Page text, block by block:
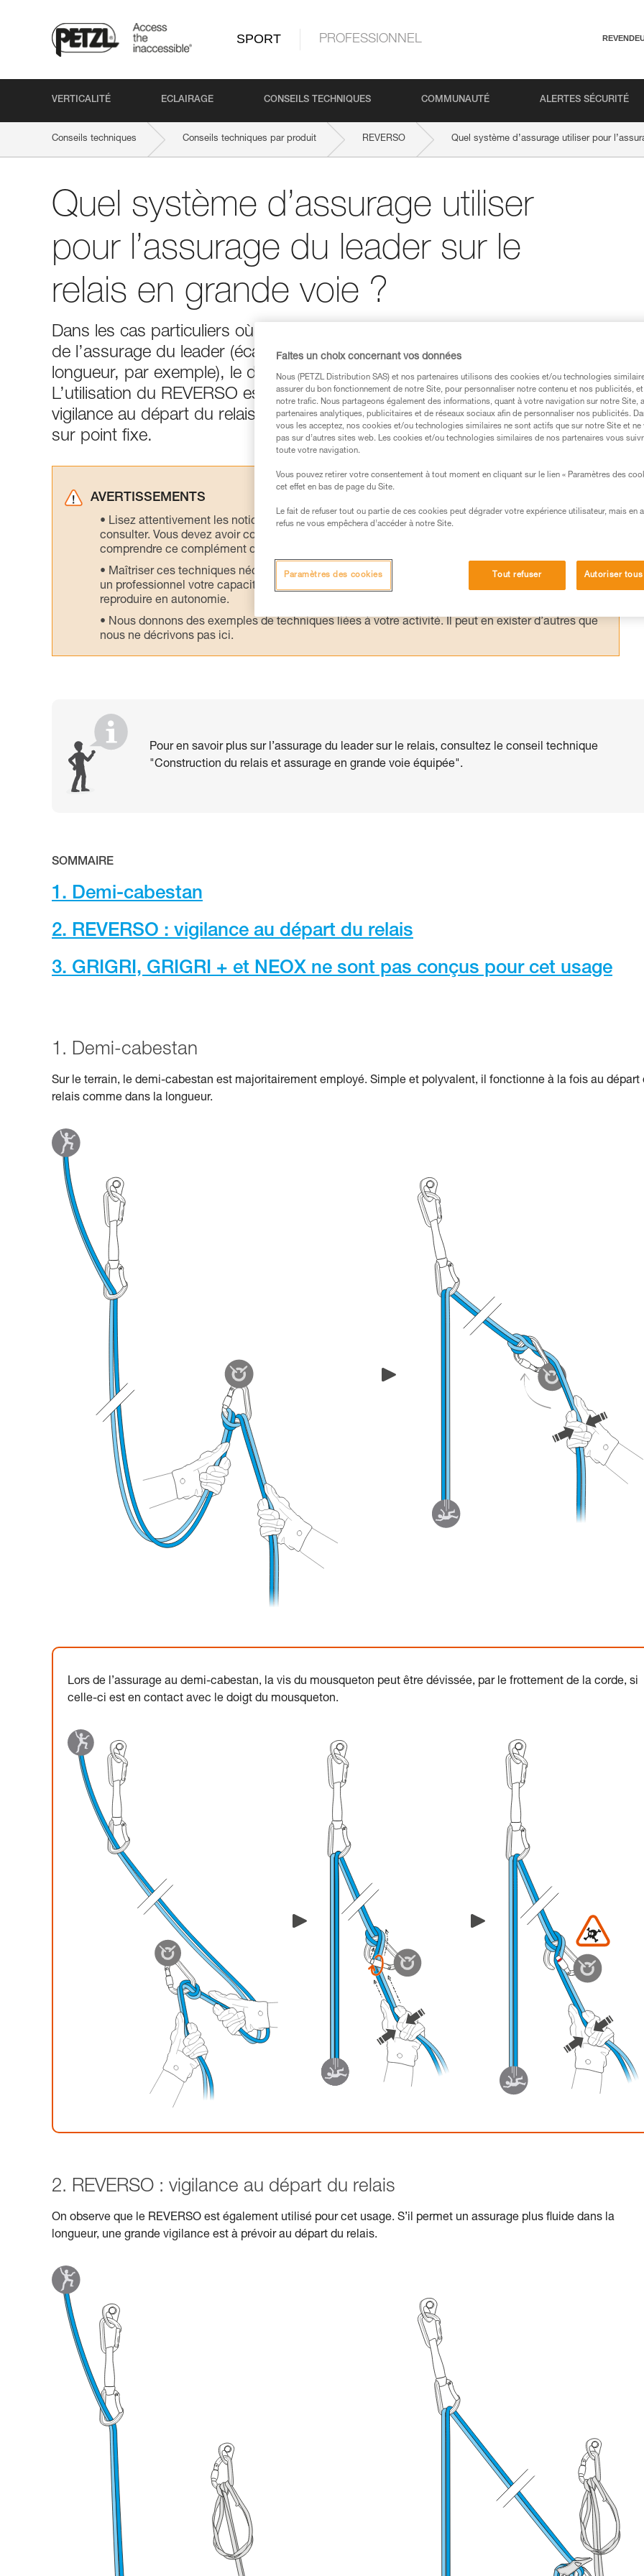
SPORT PROFESSIONNEL
VERTICALITÉ ECLAIRAGE CONSEILS TECHNIQUES COMMUNAUTÉ ALERTES SÉCURITÉ
Conseils techniques Conseils techniques par produit REVERSO Quel système d’assurage utiliser pour
Quel système d’assurage utiliser
pour l’assurage du leader sur le
relais en grande voie ?
Dans les cas particuliers où le système d’assurage est positionné sur le relais,
de l’assurage du leader (écart de poids important, risque de chute en début de
longueur, par exemple), le demi-cabestan est la méthode principalement utilisée.
L’utilisation du REVERSO est également possible, mais requiert une grande
vigilance au départ du relais. Cette technique est à réserver à un usage sur
sur point fixe.
AVERTISSEMENTS
Lisez attentivement les notices techniques des produits utilisés dans ce conseil avant de le
consulter. Vous devez avoir compris les informations de la notice technique pour pouvoir
comprendre ce complément d’informations.
Maîtriser ces techniques nécessite une formation et un entraînement spécifique. Validez avec
un professionnel votre capacité à refaire la manipulation, seul, en toute sécurité, avant de la
reproduire en autonomie.
Nous donnons des exemples de techniques liées à votre activité. Il peut en exister d’autres que
nous ne décrivons pas ici.
Pour en savoir plus sur l’assurage du leader sur le relais, consultez le conseil technique
"Construction du relais et assurage en grande voie équipée".
SOMMAIRE
1. Demi-cabestan
2. REVERSO : vigilance au départ du relais
3. GRIGRI, GRIGRI + et NEOX ne sont pas conçus pour cet usage
1. Demi-cabestan
Sur le terrain, le demi-cabestan est majoritairement employé. Simple et polyvalent, il fonctionne à la fois au départ
relais comme dans la longueur.
Lors de l’assurage au demi-cabestan, la vis du mousqueton peut être dévissée, par le frottement de la corde, si
celle-ci est en contact avec le doigt du mousqueton.
2. REVERSO : vigilance au départ du relais
On observe que le REVERSO est également utilisé pour cet usage. S’il permet un assurage plus fluide dans la
longueur, une grande vigilance est à prévoir au départ du relais.
Faites un choix concernant vos données
Nous (PETZL Distribution SAS) et nos partenaires utilisons des cookies et/ou technologies
assurer du bon fonctionnement de notre Site, pour personnaliser notre contenu et nos publicités,
notre trafic. Nous partageons également des informations, quant à votre navigation sur notre Site,
partenaires analytiques, publicitaires et de réseaux sociaux afin de personnaliser nos publicités.
vous les acceptez, nos cookies et/ou technologies similaires ne sont actifs que sur notre Site et ne
pas sur d’autres sites web. Les cookies et/ou technologies similaires de nos partenaires vous
toute votre navigation.
Vous pouvez retirer votre consentement à tout moment en cliquant sur le lien « Paramètres des
cet effet en bas de page du Site.
Le fait de refuser tout ou partie de ces cookies peut dégrader votre expérience utilisateur, mais en
refus ne vous empêchera d’accéder à notre Site.
Tout refuser Autoriser
Paramètres des cookies